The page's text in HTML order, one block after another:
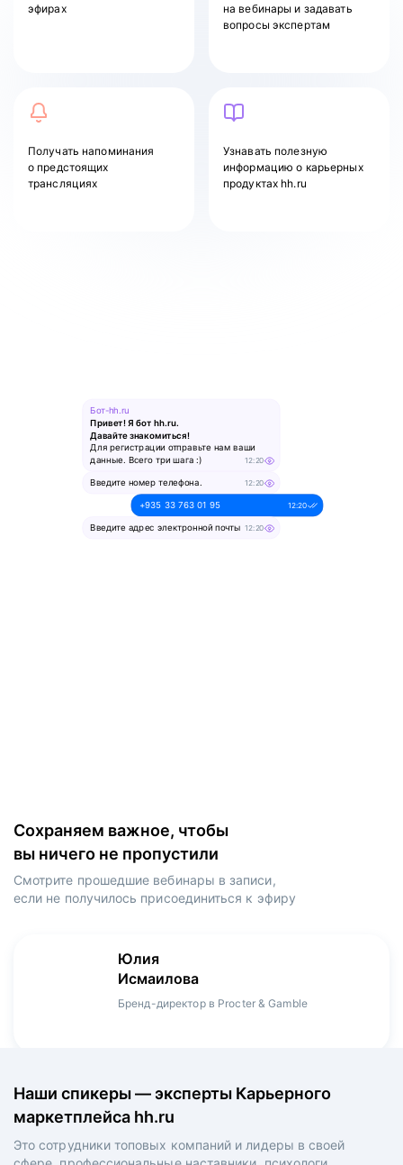
эфирах
на вебинары и задавать
вопросы экспертам
Получать напоминания
о предстоящих
трансляциях
Узнавать полезную
информацию о карьерных
продуктах hh.ru
Бот-hh.ru
Привет! Я бот hh.ru.
Давайте знакомиться!
Для регистрации отправьте нам ваши
данные. Всего три шага :)
12:20
Введите номер телефона. 12:20
+935 33 763 01 95 12:20
Введите адрес электронной почты 12:20
Сохраняем важное, чтобы
вы ничего не пропустили
Смотрите прошедшие вебинары в записи,
если не получилось присоединиться к эфиру
Юлия
Исмаилова
Бренд-директор в Procter & Gamble
Игорь
Зуриев
Руководитель ИТ-проектов, международный
Мария
Оборина
Менеджер продукта в hh.ru
Денис
Мерзлов
Креативный директор в XReady Lab, ex-КРОК
Даниил
Харламов
Head Product Manager в Ozon / ex-Huawei,
Наши спикеры — эксперты Карьерного
маркетплейса hh.ru
Это сотрудники топовых компаний и лидеры в своей